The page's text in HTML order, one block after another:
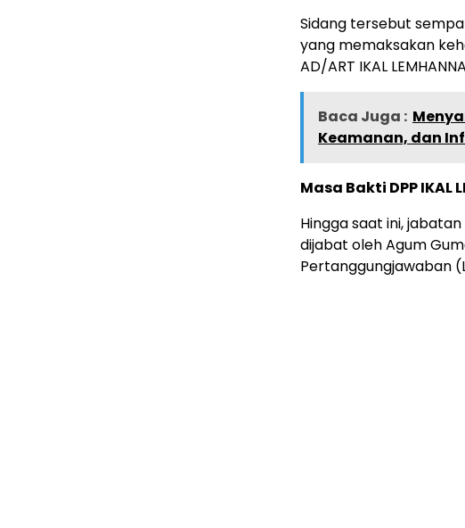
Sidang tersebut
yang memaksakan
AD/ART IKAL
Baca Juga :
Keamanan, dan
Masa Bakti DPP IKAL
Hingga saat ini, jabatan
dijabat oleh Agum
Pertanggungjawaban